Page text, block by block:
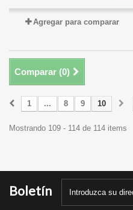
Agregar para comparar
Comparar (0)
1 ... 8 9 10
Mostrando 109 - 114 de 114 items
Boletín